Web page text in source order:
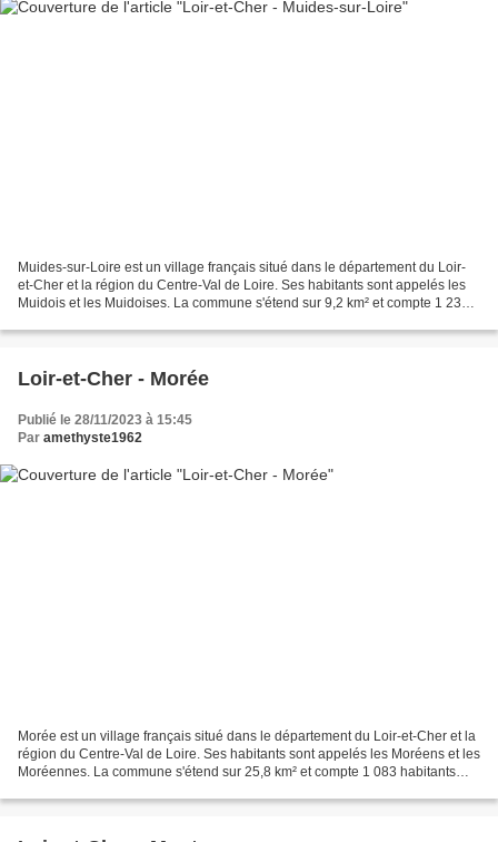
Muides-sur-Loire est un village français situé dans le département du Loir-
et-Cher et la région du Centre-Val de Loire. Ses habitants sont appelés les
Muidois et les Muidoises. La commune s'étend sur 9,2 km² et compte 1 235
Loir-et-Cher - Morée
Publié le 28/11/2023 à 15:45
Par amethyste1962
Morée est un village français situé dans le département du Loir-et-Cher et la
région du Centre-Val de Loire. Ses habitants sont appelés les Moréens et les
Moréennes. La commune s'étend sur 25,8 km² et compte 1 083 habitants